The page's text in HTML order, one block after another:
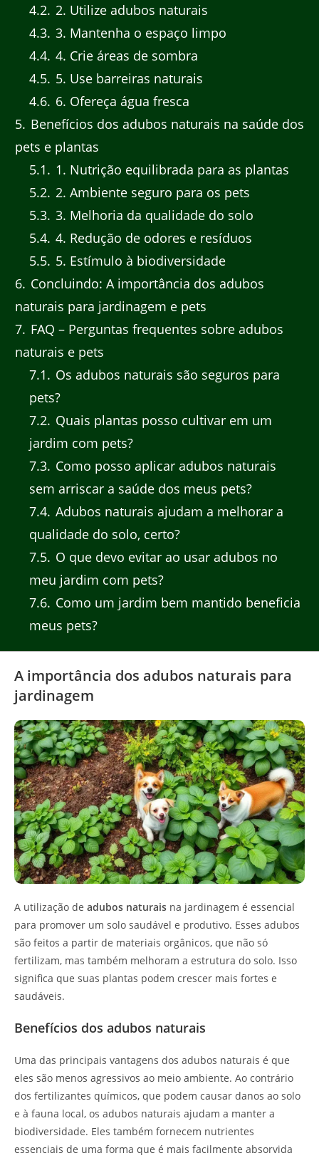
4.2 2. Utilize adubos naturais
4.3 3. Mantenha o espaço limpo
4.4 4. Crie áreas de sombra
4.5 5. Use barreiras naturais
4.6 6. Ofereça água fresca
5 Benefícios dos adubos naturais na saúde dos
pets e plantas
5.1
1. Nutrição equilibrada para as plantas
5.2 2. Ambiente seguro para os pets
5.3 3. Melhoria da qualidade do solo
5.4 4. Redução de odores e resíduos
5.5 5. Estímulo à biodiversidade
6 Concluindo: A importância dos adubos
naturais para jardinagem e pets
7 FAQ – Perguntas frequentes sobre adubos
naturais e pets
7.1
Os adubos naturais são seguros para
pets?
7.2 Quais plantas posso cultivar em um
jardim com pets?
7.3 Como posso aplicar adubos naturais
sem arriscar a saúde dos meus pets?
7.4 Adubos naturais ajudam a melhorar a
qualidade do solo, certo?
7.5 O que devo evitar ao usar adubos no
meu jardim com pets?
7.6 Como um jardim bem mantido beneficia
meus pets?
A importância dos adubos naturais para
jardinagem
A utilização de adubos naturais na jardinagem é essencial
para promover um solo saudável e produtivo. Esses adubos
são feitos a partir de materiais orgânicos, que não só
fertilizam, mas também melhoram a estrutura do solo. Isso
significa que suas plantas podem crescer mais fortes e
saudáveis.
Benefícios dos adubos naturais
Uma das principais vantagens dos adubos naturais é que
eles são menos agressivos ao meio ambiente. Ao contrário
dos fertilizantes químicos, que podem causar danos ao solo
e à fauna local, os adubos naturais ajudam a manter a
biodiversidade. Eles também fornecem nutrientes
essenciais de uma forma que é mais facilmente absorvida